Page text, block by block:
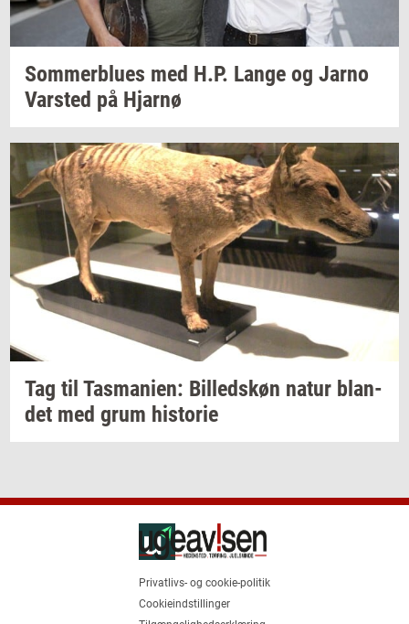
Som­mer­blu­es med H.P. Lange og Jarno
Var­sted på Hjar­nø
Tag til Tas­ma­ni­en: Bil­leds­køn natur blan­
det med grum hi­sto­rie
Privatlivs- og cookie-politik
Cookieindstillinger